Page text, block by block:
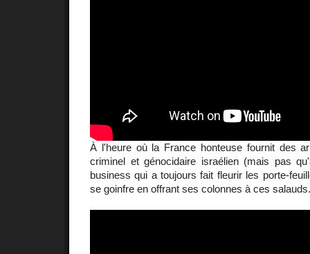
À l'heure où la France honteuse fournit des
criminel et génocidaire israélien (mais pas
business qui a toujours fait fleurir les porte-
se goinfre en offrant ses colonnes à ces salauds.